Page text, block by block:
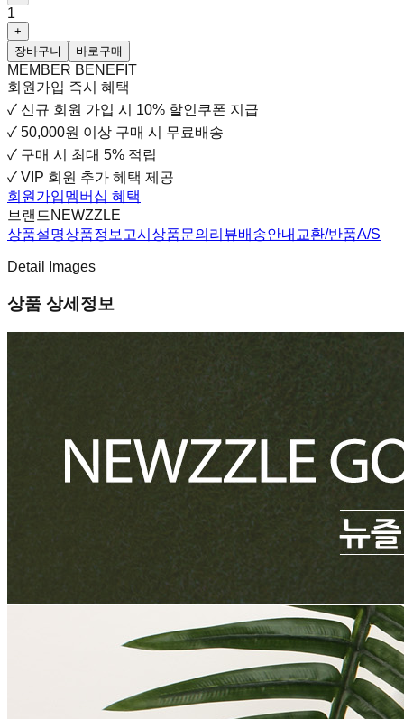
1
+
장바구니
바로구매
MEMBER BENEFIT
회원가입 즉시 혜택
✓ 신규 회원 가입 시 10% 할인쿠폰 지급
✓ 50,000원 이상 구매 시 무료배송
✓ 구매 시 최대 5% 적립
✓ VIP 회원 추가 혜택 제공
회원가입멤버십 혜택
브랜드 NEWZZLE
상품설명상품정보고시 상품문의 리뷰배송안내 교환/반품A/S
Detail Images
상품 상세정보